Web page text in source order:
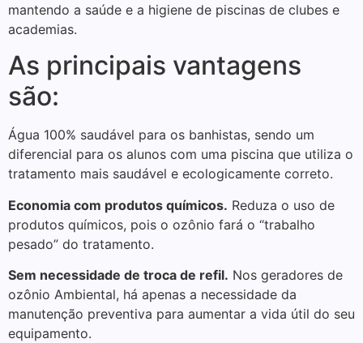
mantendo a saúde e a higiene de piscinas de clubes e
academias.
As principais vantagens
são:
Água 100% saudável para os banhistas, sendo um
diferencial para os alunos com uma piscina que utiliza o
tratamento mais saudável e ecologicamente correto.
Economia com produtos químicos. Reduza o uso de
produtos químicos, pois o ozônio fará o “trabalho
pesado” do tratamento.
Sem necessidade de troca de refil. Nos geradores de
ozônio Ambiental, há apenas a necessidade da
manutenção preventiva para aumentar a vida útil do seu
equipamento.